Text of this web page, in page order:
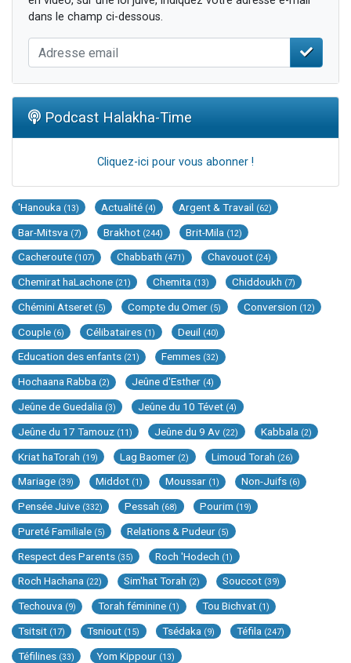
dans le champ ci-dessous.
Podcast Halakha-Time
Cliquez-ici pour vous abonner !
'Hanouka (13) Actualité (4) Argent & Travail (62)
Bar-Mitsva (7) Brakhot (244) Brit-Mila (12)
Cacheroute (107) Chabbath (471) Chavouot (24)
Chemirat haLachone (21) Chemita (13) Chiddoukh (7)
Chémini Atseret (5) Compte du Omer (5) Conversion (12)
Couple (6) Célibataires (1) Deuil (40)
Education des enfants (21) Femmes (32)
Hochaana Rabba (2) Jeûne d'Esther (4)
Jeûne de Guedalia (3) Jeûne du 10 Tévet (4)
Jeûne du 17 Tamouz (11) Jeûne du 9 Av (22) Kabbala (2)
Kriat haTorah (19) Lag Baomer (2) Limoud Torah (26)
Mariage (39) Middot (1) Moussar (1) Non-Juifs (6)
Pensée Juive (332) Pessah (68) Pourim (19)
Pureté Familiale (5) Relations & Pudeur (5)
Respect des Parents (35) Roch 'Hodech (1)
Roch Hachana (22) Sim'hat Torah (2) Souccot (39)
Techouva (9) Torah féminine (1) Tou Bichvat (1)
Tsitsit (17) Tsniout (15) Tsédaka (9) Téfila (247)
Téfilines (33) Yom Kippour (13)